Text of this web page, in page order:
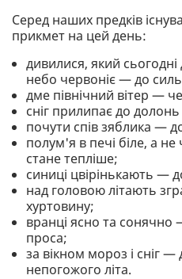
Серед наших предків
прикмет на цей день:
дивилися, який
небо червоніє — до
дме північний вітер —
сніг прилипає до
почути спів зяблика —
полум'я в печі біле, а
стане тепліше;
синиці цвірінькають —
над головою літають
хуртовину;
вранці ясно та
проса;
за вікном мороз і сніг —
непогожого літа.